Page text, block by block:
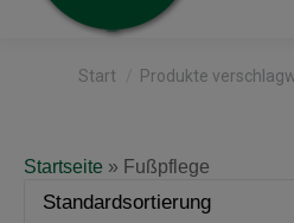
Start Produkte
Startseite » Fußpflege